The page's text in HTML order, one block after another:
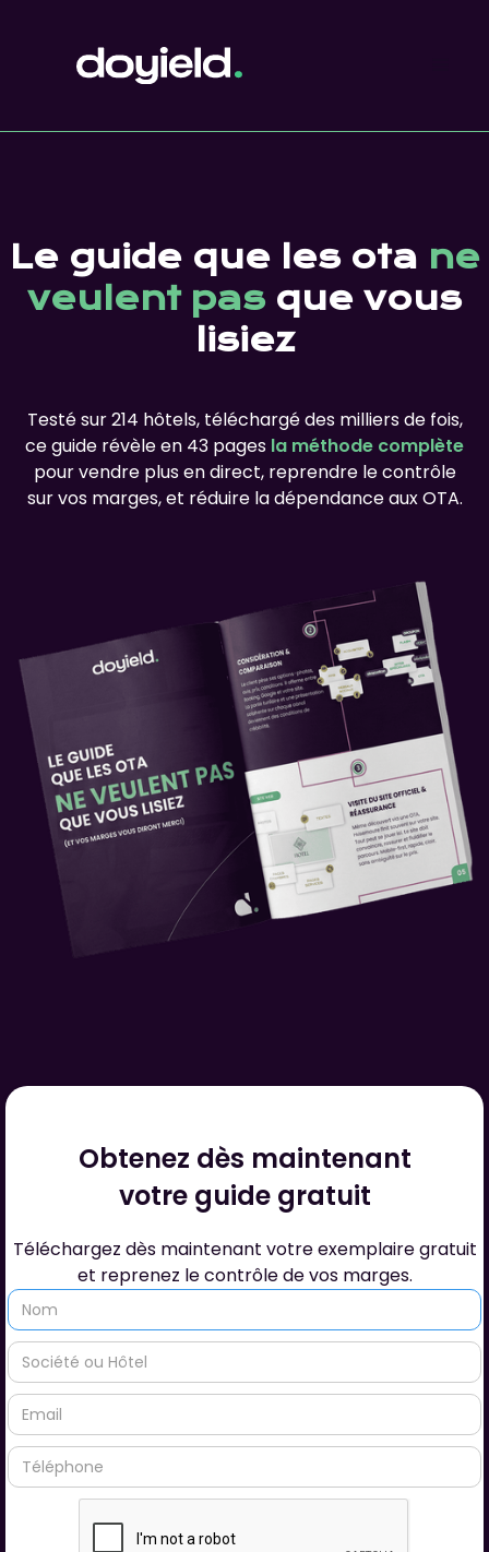
Le guide que les ota ne
veulent pas que vous
lisiez
Testé sur 214 hôtels, téléchargé des milliers de fois,
ce guide révèle en 43 pages la méthode complète
pour vendre plus en direct, reprendre le contrôle
sur vos marges, et réduire la dépendance aux OTA.
Obtenez dès maintenant
votre guide gratuit
Téléchargez dès maintenant votre exemplaire gratuit
et reprenez le contrôle de vos marges.